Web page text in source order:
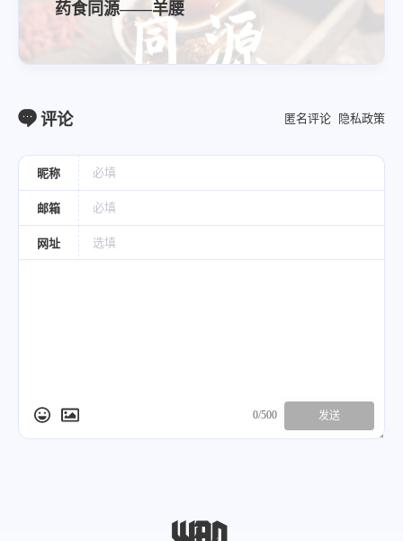
药食同源——羊腰
评论 匿名评论 隐私政策
昵称
邮箱
网址
0/500 发送